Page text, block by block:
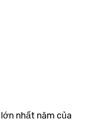
nhất năm của